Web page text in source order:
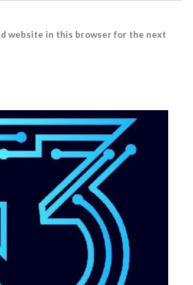
website in this browser for the next